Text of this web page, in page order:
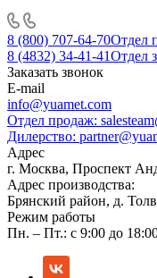
8 (800) 707-64-70Отдел
8 (4832) 34-41-41Отдел
Заказать звонок
E-mail
info@yuamet.com
Отдел продаж:
Дилерство:
Адрес
г. Москва, Проспект
Адрес производства:
Брянский район, д.
Режим работы
Пн. – Пт.: с 9:00 до